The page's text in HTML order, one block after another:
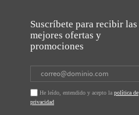
Suscríbete para recibir las
mejores ofertas y
promociones
He leído, entendido y acepto la política de
privacidad